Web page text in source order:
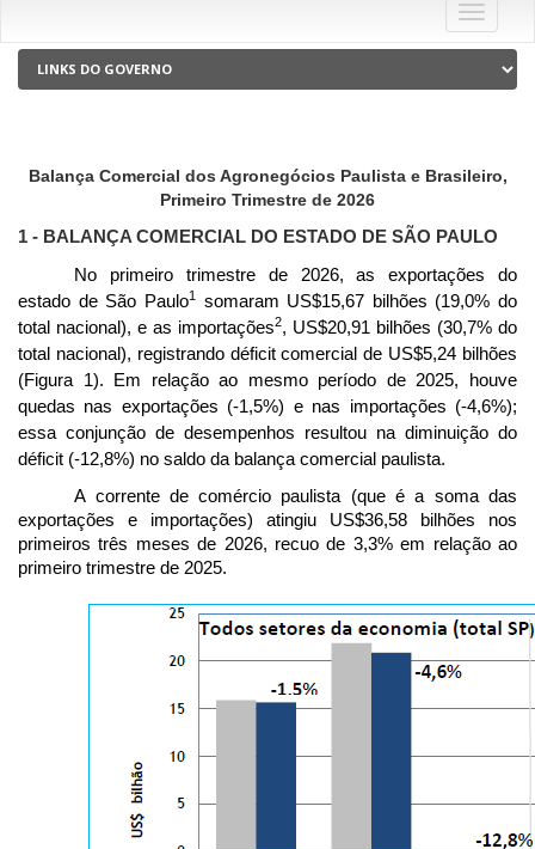
Menu
Balança Comercial dos Agronegócios Paulista e Brasileiro,
Primeiro Trimestre de 2026
1 - BALANÇA COMERCIAL DO ESTADO DE SÃO PAULO
No primeiro trimestre de 2026, as exportações do
estado de São Paulo1 somaram US$15,67 bilhões (19,0% do
total nacional), e as importações2, US$20,91 bilhões (30,7% do
total nacional), registrando déficit comercial de US$5,24 bilhões
(Figura 1). Em relação ao mesmo período de 2025, houve
quedas nas exportações (-1,5%) e nas importações (-4,6%);
essa conjunção de desempenhos resultou na diminuição do
déficit (-12,8%) no saldo da balança comercial paulista.
A corrente de comércio paulista (que é a soma das
exportações e importações) atingiu US$36,58 bilhões nos
primeiros três meses de 2026, recuo de 3,3% em relação ao
primeiro trimestre de 2025.